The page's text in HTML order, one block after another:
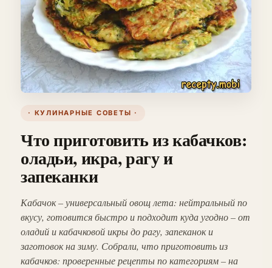
· КУЛИНАРНЫЕ СОВЕТЫ ·
Что приготовить из кабачков:
оладьи, икра, рагу и
запеканки
Кабачок – универсальный овощ лета: нейтральный по
вкусу, готовится быстро и подходит куда угодно – от
оладий и кабачковой икры до рагу, запеканок и
заготовок на зиму. Собрали, что приготовить из
кабачков: проверенные рецепты по категориям – на